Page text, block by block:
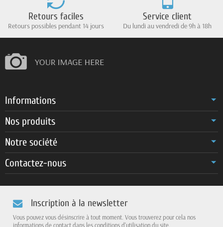
Retours faciles
Retours possibles pendant 14 jours
Service client
Du lundi au vendredi de 9h à 18h
Informations
Nos produits
Notre société
Contactez-nous
Inscription à la newsletter
Vous pouvez vous désinscrire à tout moment. Vous trouverez pour cela nos
informations de contact dans les conditions d'utilisation du site.